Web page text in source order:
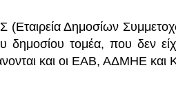
(Εταιρεία Δημοσίων
δημοσίου τομέα, που δεν
και οι ΕΑΒ, ΑΔΜΗΕ και